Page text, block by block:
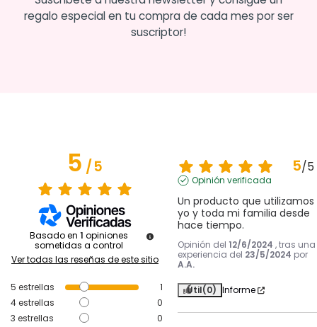
regalo especial en tu compra de cada mes por ser
suscriptor!
5/5
Basado en 1 opiniones
sometidas a control
Ver todas las reseñas de este sitio
5 estrellas
1
4estrellas
0
3 estrellas
0
5/5
Opinión verificada
Un producto que utilizamos
yo y toda mi familia desde
hace tiempo.
Opinión del 12/6/2024 , tras una
experiencia del 23/5/2024 por
A.A.
Útil(0) Informe